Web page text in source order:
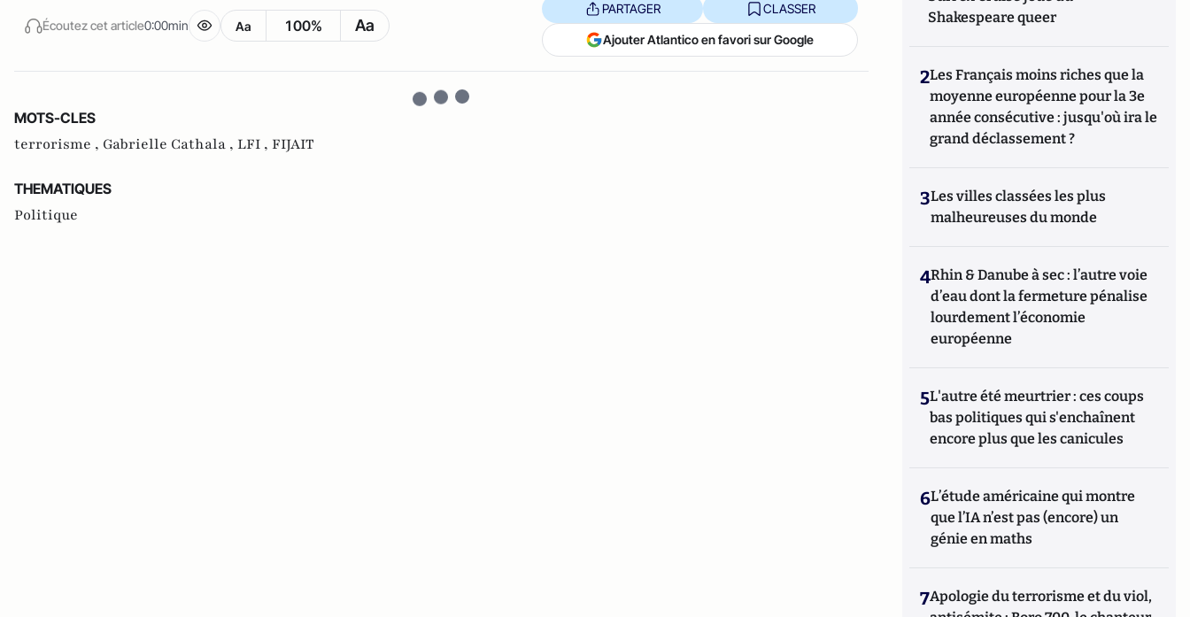
Écoutez cet article0:00min Aa 100% Aa
PARTAGER CLASSER
Ajouter Atlantico en favori sur Google
MOTS-CLES
terrorisme , Gabrielle Cathala , LFI , FIJAIT
THEMATIQUES
Politique
Shakespeare queer
2Les Français moins riches que la
moyenne européenne pour la 3e
année consécutive : jusqu'où ira le
grand déclassement ?
3Les villes classées les plus
malheureuses du monde
4Rhin & Danube à sec : l’autre voie
d’eau dont la fermeture pénalise
lourdement l’économie
européenne
5L'autre été meurtrier : ces coups
bas politiques qui s'enchaînent
encore plus que les canicules
6L’étude américaine qui montre
que l’IA n’est pas (encore) un
génie en maths
7Apologie du terrorisme et du viol,